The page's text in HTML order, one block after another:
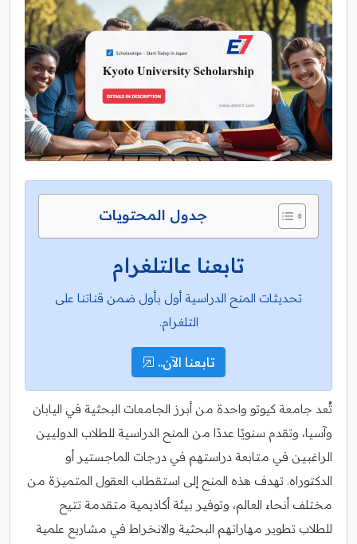
جدول المحتويات
تابعنا عالتلغرام
تحديثات المنح الدراسية أول بأول ضمن قناتنا على
التلغرام.
تابعنا الآن..
تُعد جامعة كيوتو واحدة من أبرز الجامعات البحثية في اليابان
وآسيا، وتقدم سنويًا عددًا من المنح الدراسية للطلاب الدوليين
الراغبين في متابعة دراستهم في درجات الماجستير أو
الدكتوراه. تهدف هذه المنح إلى استقطاب العقول المتميزة من
مختلف أنحاء العالم، وتوفير بيئة أكاديمية متقدمة تتيح
للطلاب تطوير مهاراتهم البحثية والانخراط في مشاريع علمية